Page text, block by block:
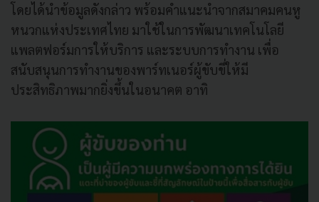
โดยได้นำข้อมูลดังกล่าว พร้อมคำแนะนำจากสมาคมคนหู
หนวกแห่งประเทศไทย มาใช้ในการพัฒนาเทคโนโลยี
แพลตฟอร์มการให้บริการ และระบบการทำงาน เพื่อ
สนับสนุนการทำงานของพาร์ทเนอร์ผู้ขับขี่ให้มี
ประสิทธิภาพมากยิ่งขึ้นในอนาคต อาทิ